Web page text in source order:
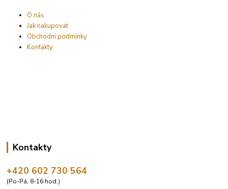
O nás
Jak nakupovat
Obchodní podmínky
Kontakty
Kontakty
+420 602 730 564
(Po-Pá, 8-16 hod.)